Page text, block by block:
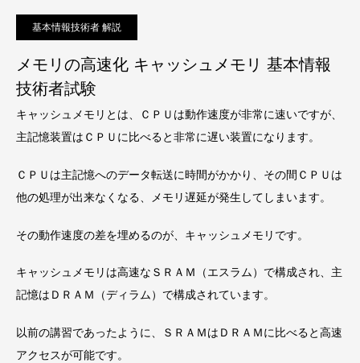
基本情報技術者 解説
メモリの高速化 キャッシュメモリ 基本情報
技術者試験
キャッシュメモリとは、ＣＰＵは動作速度が非常に速いですが、
主記憶装置はＣＰＵに比べると非常に遅い装置になります。
ＣＰＵは主記憶へのデータ転送に時間がかかり、その間ＣＰＵは
他の処理が出来なくなる、メモリ遅延が発生してしまいます。
その動作速度の差を埋めるのが、キャッシュメモリです。
キャッシュメモリは高速なＳＲＡＭ（エスラム）で構成され、主
記憶はＤＲＡＭ（ディラム）で構成されています。
以前の講習であったように、ＳＲＡＭはＤＲＡＭに比べると高速
アクセスが可能です。